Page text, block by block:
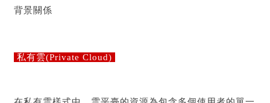
背景關係
私有雲(Private Cloud)